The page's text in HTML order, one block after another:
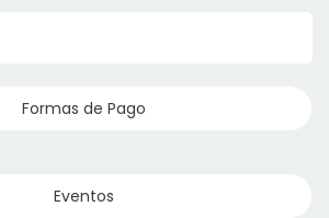
Formas de Pago
Eventos